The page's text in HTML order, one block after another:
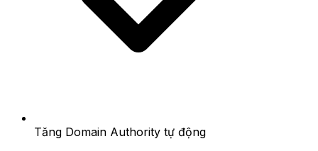
Tăng Domain Authority tự động